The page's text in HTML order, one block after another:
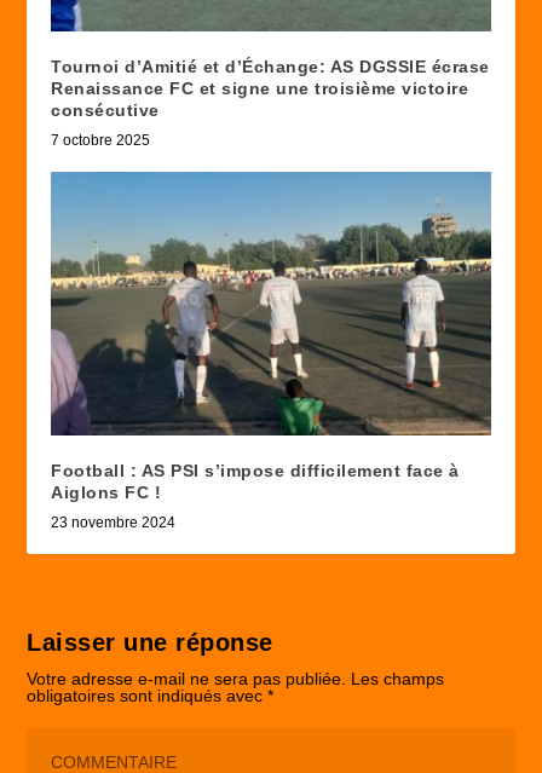
Tournoi d’Amitié et d’Échange: AS DGSSIE écrase
Renaissance FC et signe une troisième victoire
consécutive
7 octobre 2025
Football : AS PSI s’impose difficilement face à
Aiglons FC !
23 novembre 2024
Laisser une réponse
Votre adresse e-mail ne sera pas publiée. Les champs
obligatoires sont indiqués avec*